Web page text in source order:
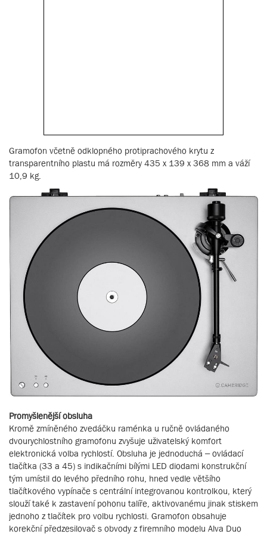
Gramofon včetně odklopného protiprachového krytu z
transparentního plastu má rozměry 435 x 139 x 368 mm a váží
10,9 kg.
Promyšlenější obsluha
Kromě zmíněného zvedáčku raménka u ručně ovládaného
dvourychlostního gramofonu zvyšuje uživatelský komfort
elektronická volba rychlostí. Obsluha je jednoduchá – ovládací
tlačítka (33 a 45) s indikačními bílými LED diodami konstrukční
tým umístil do levého předního rohu, hned vedle většího
tlačítkového vypínače s centrální integrovanou kontrolkou, který
slouží také k zastavení pohonu talíře, aktivovanému jinak stiskem
jednoho z tlačítek pro volbu rychlosti. Gramofon obsahuje
korekční předzesilovač s obvody z firemního modelu Alva Duo